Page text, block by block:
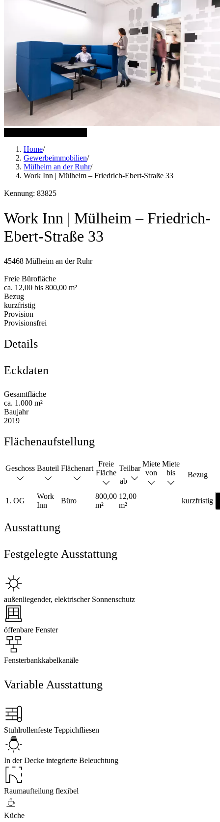
Home/
Gewerbeimmobilien/
Mülheim an der Ruhr/
Work Inn | Mülheim – Friedrich-Ebert-Straße 33
Kennung: 83825
Work Inn | Mülheim – Friedrich-
Ebert-Straße 33
45468 Mülheim an der Ruhr
Freie Bürofläche
ca. 12,00 bis 800,00 m²
Bezug
kurzfristig
Provision
Provisionsfrei
Details
Eckdaten
Gesamtfläche
ca. 1.000 m²
Baujahr
2019
Flächenaufstellung
Geschoss Bauteil Flächenart
Freie
Fläche
Teilbar
ab
Miete
von
Miete
bis
Bezug
1. OG
Work
Inn
Büro
800,00
m²
12,00
m²
kurzfristig
Ausstattung
Festgelegte Ausstattung
außenliegender, elektrischer Sonnenschutz
öffenbare Fenster
Fensterbankkabelkanäle
Variable Ausstattung
Stuhlrollenfeste Teppichfliesen
In der Decke integrierte Beleuchtung
Raumaufteilung flexibel
Küche